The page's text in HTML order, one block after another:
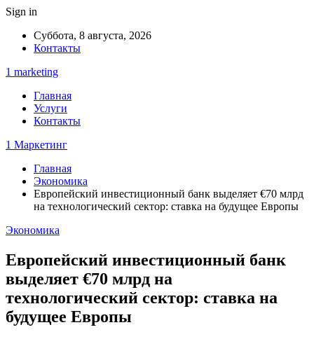
Sign in
Суббота, 8 августа, 2026
Контакты
1 marketing
Главная
Услуги
Контакты
1 Маркетинг
Главная
Экономика
Европейский инвестиционный банк выделяет €70 млрд
на технологический сектор: ставка на будущее Европы
Экономика
Европейский инвестиционный банк
выделяет €70 млрд на
технологический сектор: ставка на
будущее Европы